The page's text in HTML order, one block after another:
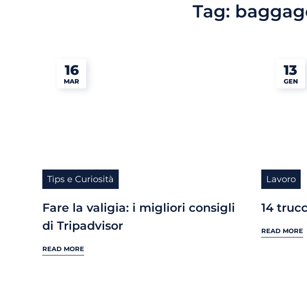
Tag:
16
MAR
Tips e Curiosità
Fare la valigia: i migliori consigli
di Tripadvisor
READ MORE
13
GEN
Lavoro
14
READ MORE